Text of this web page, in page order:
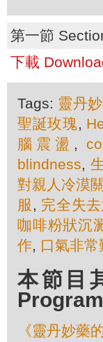
第一節
下載
Tags: 靈丹
聖誕玫瑰,
腦震盪 ,
blindness,
對親人冷漠
服 , 完全失
咖啡粉狀沉
作, 口氣非常
本節目
Program
《靈丹妙藥